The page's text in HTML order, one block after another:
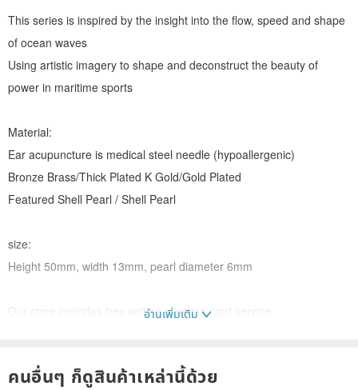
This series is inspired by the insight into the flow, speed and shape
of ocean waves
Using artistic imagery to shape and deconstruct the beauty of
power in maritime sports
Material:
Ear acupuncture is medical steel needle (hypoallergenic)
Bronze Brass/Thick Plated K Gold/Gold Plated
Featured Shell Pearl / Shell Pearl
size:
Height 50mm, width 13mm, pearl diameter 6mm
Our store provides free writing greeting card service
อ่านเพิ่มเติม
คนอื่นๆ ก็ดูสินค้าเหล่านี้ด้วย